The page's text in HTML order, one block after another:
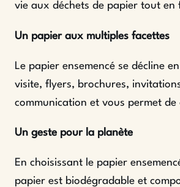
vie aux déchets de papier tout
Un papier aux multiples facettes
Le papier ensemencé se décline
visite, flyers, brochures,
communication et vous permet
Un geste pour la planète
En choisissant le papier
papier est biodégradable et